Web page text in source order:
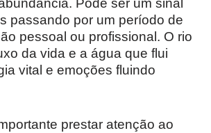
Pode ser um sinal
passando por um período de
pessoal ou profissional. O rio
da vida e a água que flui
vital e emoções fluindo
prestar atenção ao